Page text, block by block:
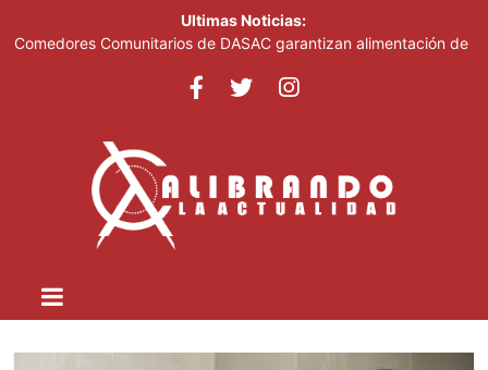
Ultimas Noticias:
Comedores Comunitarios de DASAC garantizan alimentación de
Centroamericanos y del Caribe Santo Domingo 2026
Senado de EE. UU. aprueba nuevo paquete de sanciones a
Italia dice que no acepta ultimátums y mantendrá la suspensión
del Schengen con España
Fransheska Matías gana dos plata en el torneo de pesas de los